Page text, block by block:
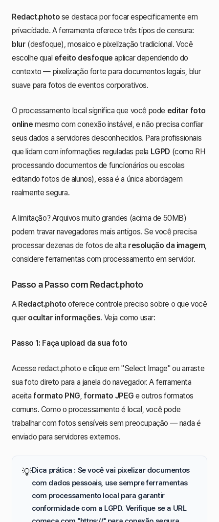
Redact.photo se destaca por focar especificamente em
privacidade. A ferramenta oferece três tipos de censura:
blur (desfoque), mosaico e pixelização tradicional. Você
escolhe qual efeito desfoque aplicar dependendo do
contexto — pixelização forte para documentos legais, blur
suave para fotos de eventos corporativos.
O processamento local significa que você pode editar foto
online mesmo com conexão instável, e não precisa confiar
seus dados a servidores desconhecidos. Para profissionais
que lidam com informações reguladas pela LGPD (como RH
processando documentos de funcionários ou escolas
editando fotos de alunos), essa é a única abordagem
realmente segura.
A limitação? Arquivos muito grandes (acima de 50MB)
podem travar navegadores mais antigos. Se você precisa
processar dezenas de fotos de alta resolução da imagem,
considere ferramentas com processamento em servidor.
Passo a Passo com Redact.photo
A Redact.photo oferece controle preciso sobre o que você
quer ocultar informações. Veja como usar:
Passo 1: Faça upload da sua foto
Acesse redact.photo e clique em "Select Image" ou arraste
sua foto direto para a janela do navegador. A ferramenta
aceita formato PNG, formato JPEG e outros formatos
comuns. Como o processamento é local, você pode
trabalhar com fotos sensíveis sem preocupação — nada é
enviado para servidores externos.
💡Dica prática : Se você vai pixelizar documentos
com dados pessoais, use sempre ferramentas
com processamento local para garantir
conformidade com a LGPD. Verifique se a URL